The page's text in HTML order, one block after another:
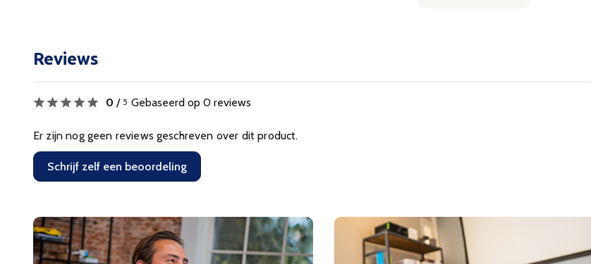
Reviews
0 / 5 Gebaseerd op 0 reviews
Er zijn nog geen reviews geschreven over dit product.
Schrijf zelf een beoordeling